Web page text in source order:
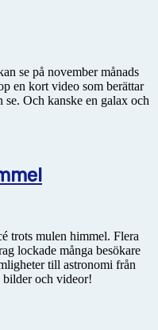
se på november månads
en kort video som berättar
Och kanske en galax och
trots mulen himmel. Flera
lockade många besökare
till astronomi från
bilder och videor!